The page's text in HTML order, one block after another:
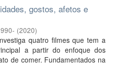
gostos, afetos e
(2020)
quatro filmes que tem a
a partir do enfoque dos
de comer. Fundamentados na